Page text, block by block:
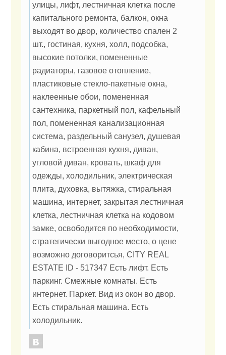
улицы, лифт, лестничная клетка после
капитального ремонта, балкон, окна
выходят во двор, количество спален 2
шт., гостиная, кухня, холл, подсобка,
высокие потолки, помененные
радиаторы, газовое отопление,
пластиковые стекло-пакетные окна,
наклеенные обои, помененная
сантехника, паркетный пол, кафельный
пол, помененная канализационная
система, раздельный санузел, душевая
кабина, встроенная кухня, диван,
угловой диван, кровать, шкаф для
одежды, холодильник, электрическая
плита, духовка, вытяжка, стиральная
машина, интернет, закрытая лестничная
клетка, лестничная клетка на кодовом
замке, освободится по необходимости,
стратегически выгодное место, о цене
возможно договоритсья, CITY REAL
ESTATE ID - 517347 Есть лифт. Есть
паркинг. Смежные комнаты. Есть
интернет. Паркет. Вид из окон во двор.
Есть стиральная машина. Есть
холодильник.